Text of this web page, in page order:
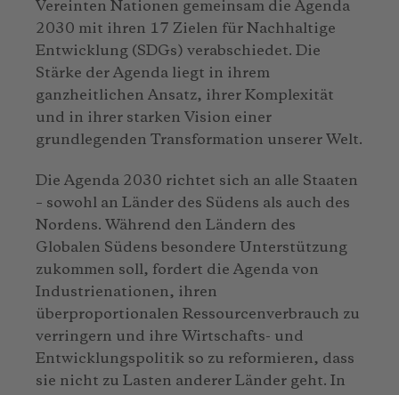
Vereinten Nationen gemeinsam die Agenda
2030 mit ihren 17 Zielen für Nachhaltige
Entwicklung (SDGs) verabschiedet. Die
Stärke der Agenda liegt in ihrem
ganzheitlichen Ansatz, ihrer Komplexität
und in ihrer starken Vision einer
grundlegenden Transformation unserer Welt.
Die Agenda 2030 richtet sich an alle Staaten
– sowohl an Länder des Südens als auch des
Nordens. Während den Ländern des
Globalen Südens besondere Unterstützung
zukommen soll, fordert die Agenda von
Industrienationen, ihren
überproportionalen Ressourcenverbrauch zu
verringern und ihre Wirtschafts- und
Entwicklungspolitik so zu reformieren, dass
sie nicht zu Lasten anderer Länder geht. In